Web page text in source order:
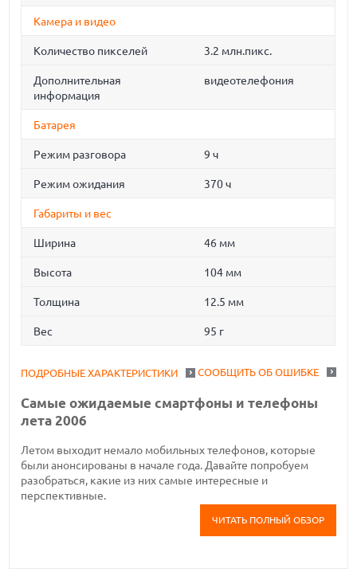
Камера и видео
Количество пикселей 3.2 млн.пикс.
Дополнительная
информация
видеотелефония
Батарея
Режим разговора 9 ч
Режим ожидания 370 ч
Габариты и вес
Ширина 46 мм
Высота 104 мм
Толщина 12.5 мм
Вес 95 г
СООБЩИТЬ ОБ ОШИБКЕ
ПОДРОБНЫЕ ХАРАКТЕРИСТИКИ
Самые ожидаемые смартфоны и телефоны
лета 2006
Летом выходит немало мобильных телефонов, которые
были анонсированы в начале года. Давайте попробуем
разобраться, какие из них самые интересные и
перспективные.
ЧИТАТЬ ПОЛНЫЙ ОБЗОР